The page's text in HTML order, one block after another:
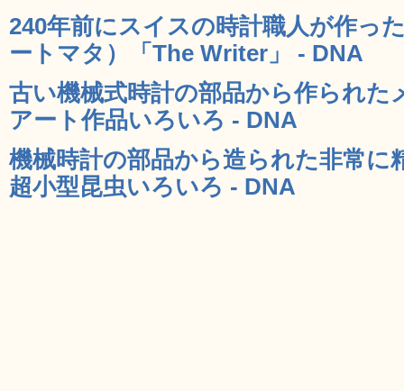
240年前にスイスの時計職人が作っ
ートマタ）「The Writer」 - DNA
古い機械式時計の部品から作られた
アート作品いろいろ - DNA
機械時計の部品から造られた非常に
超小型昆虫いろいろ - DNA